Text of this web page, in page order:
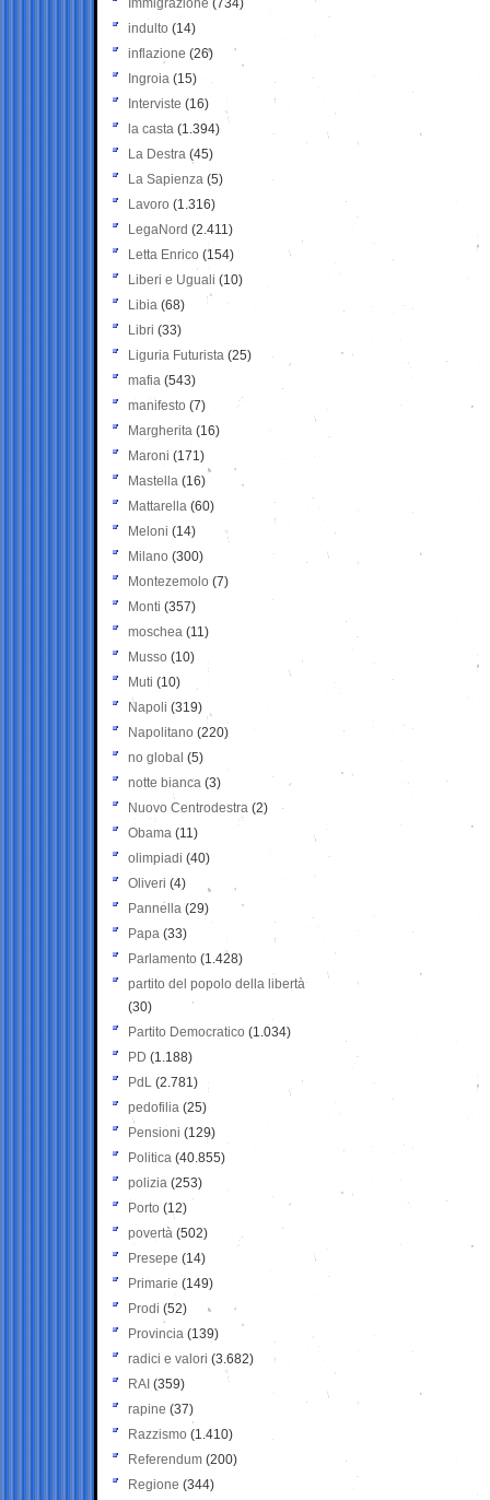
Immigrazione (734)
indulto (14)
inflazione (26)
Ingroia (15)
Interviste (16)
la casta (1.394)
La Destra (45)
La Sapienza (5)
Lavoro (1.316)
LegaNord (2.411)
Letta Enrico (154)
Liberi e Uguali (10)
Libia (68)
Libri (33)
Liguria Futurista (25)
mafia (543)
manifesto (7)
Margherita (16)
Maroni (171)
Mastella (16)
Mattarella (60)
Meloni (14)
Milano (300)
Montezemolo (7)
Monti (357)
moschea (11)
Musso (10)
Muti (10)
Napoli (319)
Napolitano (220)
no global (5)
notte bianca (3)
Nuovo Centrodestra (2)
Obama (11)
olimpiadi (40)
Oliveri (4)
Pannella (29)
Papa (33)
Parlamento (1.428)
partito del popolo della libertà
(30)
Partito Democratico (1.034)
PD (1.188)
PdL (2.781)
pedofilia (25)
Pensioni (129)
Politica (40.855)
polizia (253)
Porto (12)
povertà (502)
Presepe (14)
Primarie (149)
Prodi (52)
Provincia (139)
radici e valori (3.682)
RAI (359)
rapine (37)
Razzismo (1.410)
Referendum (200)
Regione (344)